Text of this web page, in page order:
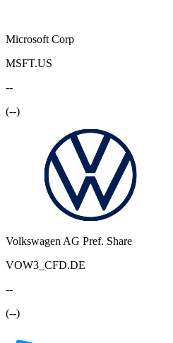
Microsoft Corp
MSFT.US
--
(--)
Volkswagen AG Pref. Share
VOW3_CFD.DE
--
(--)